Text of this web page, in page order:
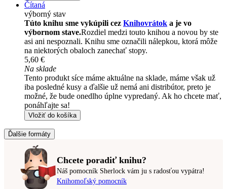
Čítaná
výborný stav
Túto knihu sme vykúpili cez Knihovrátok a je vo
výbornom stave.Rozdiel medzi touto knihou a novou by ste
asi ani nespoznali. Knihu sme označili nálepkou, ktorá môže
na niektorých obaloch zanechať stopy.
5,60 €
Na sklade
Tento produkt síce máme aktuálne na sklade, máme však už
iba posledné kusy a ďalšie už nemá ani distribútor, preto je
možné, že bude onedlho úplne vypredaný. Ak ho chcete mať,
ponáhľajte sa!
Vložiť do košíka
Ďalšie formáty
Chcete poradiť knihu?
Náš pomocník Sherlock vám ju s radosťou vypátra!
Knihomoľský pomocník